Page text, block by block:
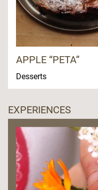
APPLE “PETA”
Desserts
EXPERIENCES